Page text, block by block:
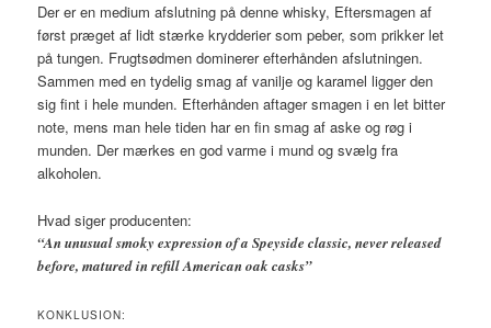
Der er en medium afslutning på denne whisky, Eftersmagen af
først præget af lidt stærke krydderier som peber, som prikker let
på tungen. Frugtsødmen dominerer efterhånden afslutningen.
Sammen med en tydelig smag af vanilje og karamel ligger den
sig fint i hele munden. Efterhånden aftager smagen i en let bitter
note, mens man hele tiden har en fin smag af aske og røg i
munden. Der mærkes en god varme i mund og svælg fra
alkoholen.
Hvad siger producenten:
“An unusual smoky expression of a Speyside classic, never released
before, matured in refill American oak casks”
KONKLUSION: